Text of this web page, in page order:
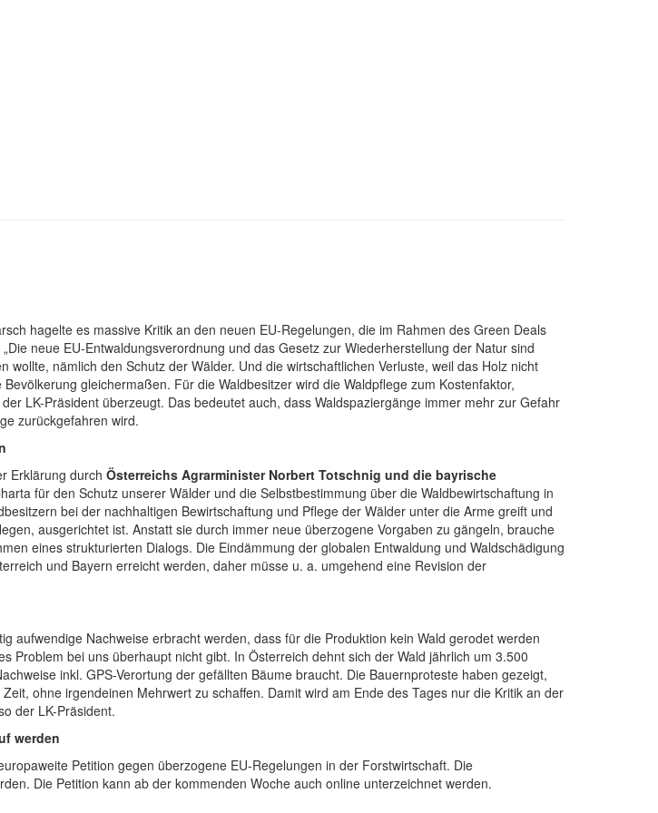
hagelte es massive Kritik an den neuen EU-Regelungen, die im Rahmen des Green Deals
neue EU-Entwaldungsverordnung und das Gesetz zur Wiederherstellung der Natur sind
nämlich den Schutz der Wälder. Und die wirtschaftlichen Verluste, weil das Holz nicht
gleichermaßen. Für die Waldbesitzer wird die Waldpflege zum Kostenfaktor,
LK-Präsident überzeugt. Das bedeutet auch, dass Waldspaziergänge immer mehr zur Gefahr
zurückgefahren wird.
Erklärung durch Österreichs Agrarminister Norbert Totschnig und die bayrische
für den Schutz unserer Wälder und die Selbstbestimmung über die Waldbewirtschaftung in
bei der nachhaltigen Bewirtschaftung und Pflege der Wälder unter die Arme greift und
ausgerichtet ist. Anstatt sie durch immer neue überzogene Vorgaben zu gängeln, brauche
eines strukturierten Dialogs. Die Eindämmung der globalen Entwaldung und Waldschädigung
und Bayern erreicht werden, daher müsse u. a. umgehend eine Revision der
aufwendige Nachweise erbracht werden, dass für die Produktion kein Wald gerodet werden
Problem bei uns überhaupt nicht gibt. In Österreich dehnt sich der Wald jährlich um 3.500
inkl. GPS-Verortung der gefällten Bäume braucht. Die Bauernproteste haben gezeigt,
ohne irgendeinen Mehrwert zu schaffen. Damit wird am Ende des Tages nur die Kritik an der
der LK-Präsident.
werden
Petition gegen überzogene EU-Regelungen in der Forstwirtschaft. Die
Die Petition kann ab der kommenden Woche auch online unterzeichnet werden.